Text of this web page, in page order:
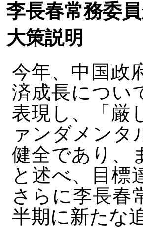
李長春常務委
大策説明
今年、中国政
済成長につい
表現し、「厳
ァンダメンタ
健全であり、
と述べ、目標
さらに李長春
半期に新たな